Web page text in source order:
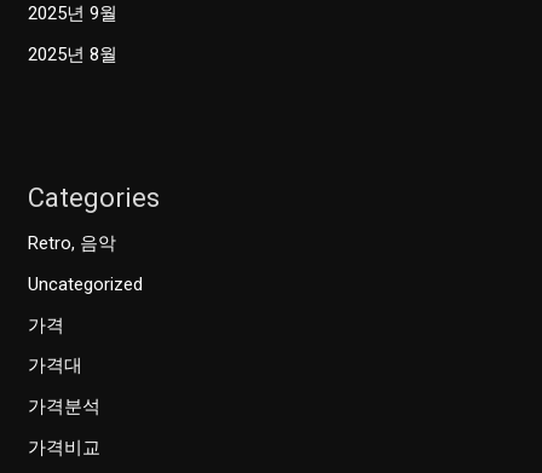
2025년 9월
2025년 8월
Categories
Retro, 음악
Uncategorized
가격
가격대
가격분석
가격비교